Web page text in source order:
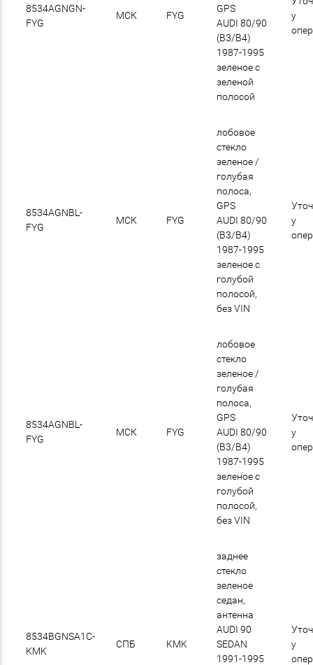
8534AGNGN-
FYG
МСК FYG
GPS
AUDI 80/90
(B3/B4)
1987-1995
зеленое с
зеленой
полосой
у
8534AGNBL-
FYG
МСК FYG
лобовое
стекло
зеленое /
голубая
полоса,
GPS
AUDI 80/90
(B3/B4)
1987-1995
зеленое с
голубой
полосой,
без VIN
у
8534AGNBL-
FYG
МСК FYG
лобовое
стекло
зеленое /
голубая
полоса,
GPS
AUDI 80/90
(B3/B4)
1987-1995
зеленое с
голубой
полосой,
без VIN
у
8534BGNSA1C-
KMK
СПБ KMK
заднее
стекло
зеленое
седан,
антенна
AUDI 90
SEDAN
1991-1995
у